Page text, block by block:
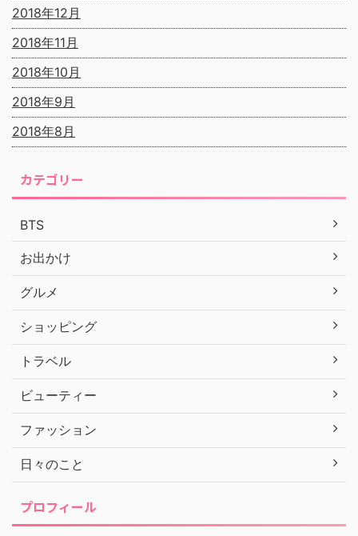
2018年12月
2018年11月
2018年10月
2018年9月
2018年8月
カテゴリー
BTS
お出かけ
グルメ
ショッピング
トラベル
ビューティー
ファッション
日々のこと
プロフィール